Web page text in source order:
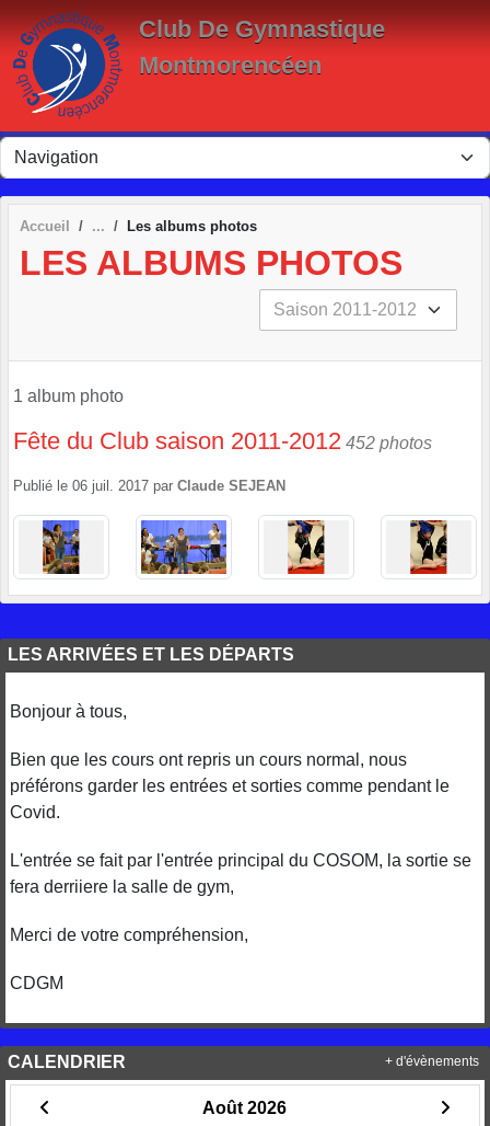
Club De Gymnastique
Montmorencéen
Accueil Les albums photos
LES ALBUMS PHOTOS
1 album photo
Fête du Club saison 2011-2012 452 photos
Publié le 06 juil. 2017 par Claude SEJEAN
LES ARRIVÉES ET LES DÉPARTS
Bonjour à tous,
Bien que les cours ont repris un cours normal, nous
préférons garder les entrées et sorties comme pendant le
Covid.
L'entrée se fait par l'entrée principal du COSOM, la sortie se
fera derriiere la salle de gym,
Merci de votre compréhension,
CDGM
CALENDRIER
Août 2026
+ d'évènements
Panneau de gestion des cookies